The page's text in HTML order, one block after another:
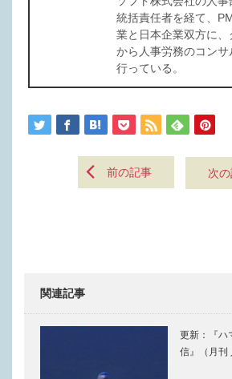
統括責任者を経て、
業と日本企業双方に
から人事労務のコン
行っている。
前の記事 次
関連記事
更新：『ハ
信』（月